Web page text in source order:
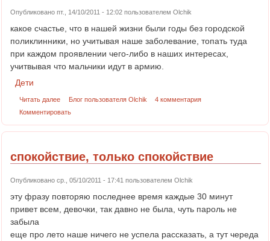
Опубликовано пт., 14/10/2011 - 12:02 пользователем Olchik
какое счастье, что в нашей жизни были годы без городской
поликлинники, но учитывая наше заболевание, топать туда
при каждом проявлении чего-либо в наших интересах,
учитвывая что мальчики идут в армию.
Дети
Читать далее Блог пользователя Olchik
4 комментария
Комментировать
спокойствие, только спокойствие
Опубликовано ср., 05/10/2011 - 17:41 пользователем Olchik
эту фразу повторяю последнее время каждые 30 минут
привет всем, девочки, так давно не была, чуть пароль не
забыла
еще про лето наше ничего не успела рассказать, а тут череда